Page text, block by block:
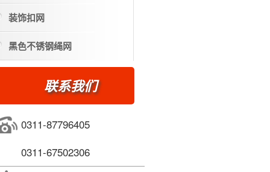
装饰扣网
黑色不锈钢绳网
联系我们
0311-87796405
0311-67502306